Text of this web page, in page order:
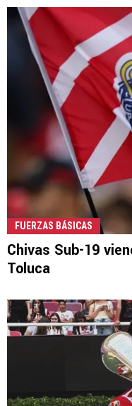
FUERZAS BÁSICAS
Chivas Sub-19
Toluca